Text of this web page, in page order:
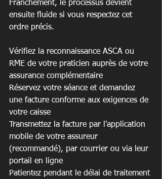
Franchement, le processus devient
ensuite fluide si vous respectez cet
ordre précis.
Vérifiez la reconnaissance ASCA ou
RME de votre praticien auprès de votre
assurance complémentaire
Réservez votre séance et demandez
une facture conforme aux exigences de
votre caisse
Transmettez la facture par l'application
mobile de votre assureur
(recommandé), par courrier ou via leur
portail en ligne
Patientez pendant le délai de traitement